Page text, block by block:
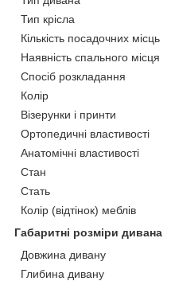
Тип крісла
Кількість посадочних місць
Наявність спального місця
Спосіб розкладання
Колір
Візерунки і принти
Ортопедичні властивості
Анатомічні властивості
Стан
Стать
Колір (відтінок) меблів
Габаритні розміри дивана
Довжина дивану
Глибина дивану